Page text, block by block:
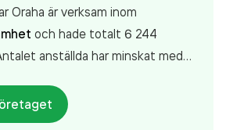
Oraha är verksam inom
och hade totalt 6 244
anställda har minskat med
Bolaget är ett aktiebolag
1972. Tandläkare Bashar